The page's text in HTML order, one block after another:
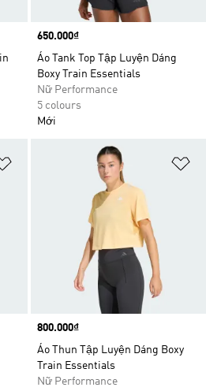
Price
650.000₫
Áo Tank Top Tập Luyện Dáng
Boxy Train Essentials
Nữ Performance
5 colours
Mới
Add to Wishlist
Price
800.000₫
Áo Thun Tập Luyện Dáng Boxy
Train Essentials
Nữ Performance